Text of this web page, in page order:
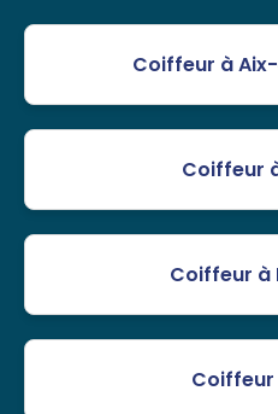
Coiffeur à
Coiffeur
Coiffeur à
Coiffeur